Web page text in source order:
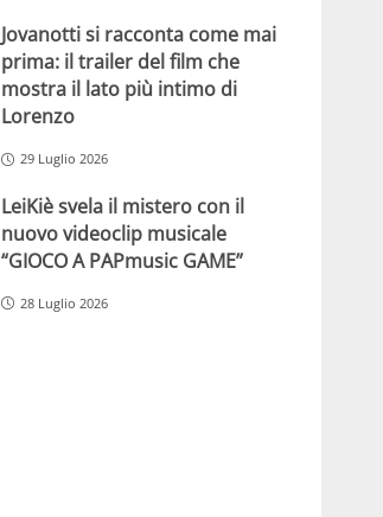
Jovanotti si racconta come mai
prima: il trailer del film che
mostra il lato più intimo di
Lorenzo
29 Luglio 2026
LeiKiè svela il mistero con il
nuovo videoclip musicale
“GIOCO A PAPmusic GAME”
28 Luglio 2026